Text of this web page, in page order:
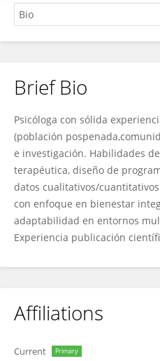
Alix Sofia Valderrama
Brief Bio
Psicóloga con sólida
(población
e investigación. Habilidades
terapéutica, diseño de
datos cualitativos/
con enfoque en bienestar
adaptabilidad en entornos
Experiencia publicación
Affiliations
Current Primary